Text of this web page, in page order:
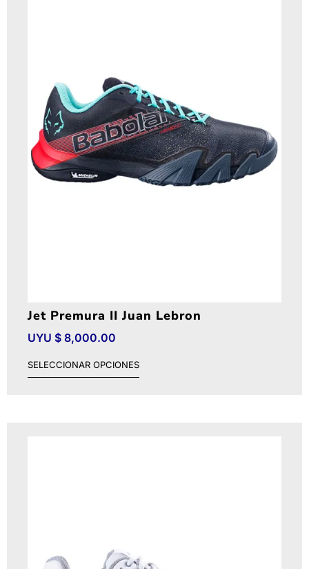
Jet Premura II Juan Lebron
UYU $ 8,000.00
SELECCIONAR OPCIONES